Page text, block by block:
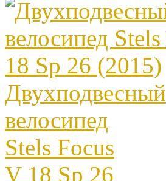
Двухподвесный
велосипед
Stels Focus
V 18 Sp 26